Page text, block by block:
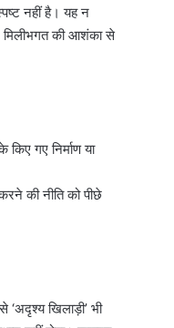
नहीं है। यह न
मिलीभगत की आशंका से
गए निर्माण या
की नीति को पीछे
खिलाड़ी’ भी